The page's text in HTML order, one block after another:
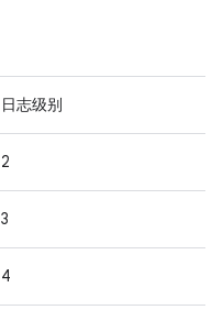
日志级别
2
3
4